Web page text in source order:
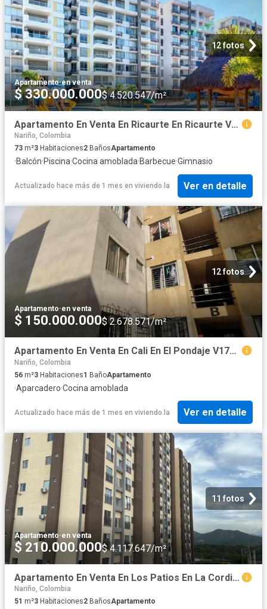
12 fotos
Apartamento·en venta
$ 330.000.000$ 4.520.547/m²
Apartamento En Venta En Ricaurte En Ricaurte V292929
Nariño, Colombia
73 m²3 Habitaciones2 BañosApartamento
·Balcón·Piscina·Cocina amoblada·Barbecue·Gimnasio
Actualizado hace más de 1 mes en viviendo.la Ver en detalle
12 fotos
Apartamento·en venta
$ 150.000.000$ 2.678.571/m²
Apartamento En Venta En Cali En El Pondaje V17252
Nariño, Colombia
56 m²3 Habitaciones1 BañoApartamento
·Aparcadero·Cocina amoblada
Actualizado hace más de 1 mes en viviendo.la Ver en detalle
11 fotos
Apartamento·en venta
$ 210.000.000$ 4.117.647/m²
Apartamento En Venta En Los Patios En La Cordialidad V317959
Nariño, Colombia
51 m²3 Habitaciones2 BañosApartamento